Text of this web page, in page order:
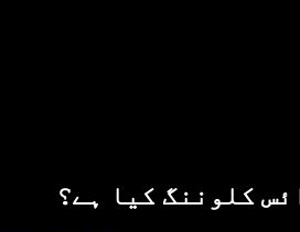
کلوننگ کیا ہے؟